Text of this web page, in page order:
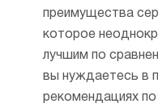
преимущества
которое
лучшим по
вы нуждаетесь в
рекомендациях